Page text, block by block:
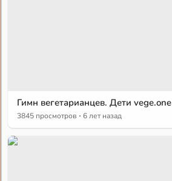
Гимн вегетарианцев. Дети vege.one
3845 просмотров · 6 лет назад